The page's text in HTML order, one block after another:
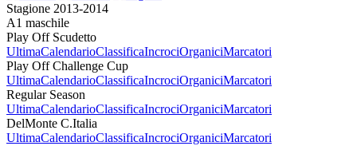
Stagione 2013-2014
A1 maschile
Play Off Scudetto
UltimaCalendarioClassificaIncrociOrganiciMarcatori
Play Off Challenge Cup
UltimaCalendarioClassificaIncrociOrganiciMarcatori
Regular Season
UltimaCalendarioClassificaIncrociOrganiciMarcatori
DelMonte C.Italia
UltimaCalendarioClassificaIncrociOrganiciMarcatori